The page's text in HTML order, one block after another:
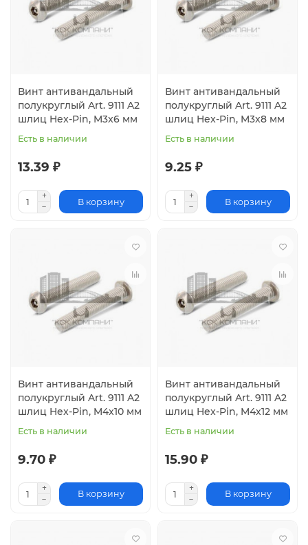
Винт антивандальный
полукруглый Art. 9111 A2
шлиц Hex-Pin, M3x6 мм
Есть в наличии
13.39 ₽
В корзину
Винт антивандальный
полукруглый Art. 9111 A2
шлиц Hex-Pin, M3x8 мм
Есть в наличии
9.25 ₽
В корзину
Винт антивандальный
полукруглый Art. 9111 A2
шлиц Hex-Pin, M4x10 мм
Есть в наличии
9.70 ₽
В корзину
Винт антивандальный
полукруглый Art. 9111 A2
шлиц Hex-Pin, M4x12 мм
Есть в наличии
15.90 ₽
В корзину